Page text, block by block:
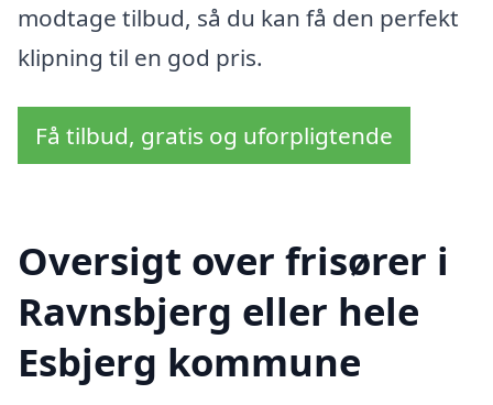
modtage tilbud, så du kan få den perfekt
klipning til en god pris.
Få tilbud, gratis og uforpligtende
Oversigt over frisører i
Ravnsbjerg eller hele
Esbjerg kommune